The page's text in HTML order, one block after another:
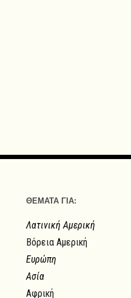
ΘΕΜΑΤΑ ΓΙΑ:
Λατινική Αμερική
Βόρεια Αμερική
Ευρώπη
Ασία
Αφρική